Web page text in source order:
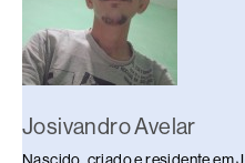
Josivandro Avelar